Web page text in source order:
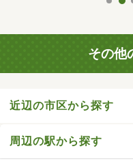
その他
近辺の市区から探す
周辺の駅から探す